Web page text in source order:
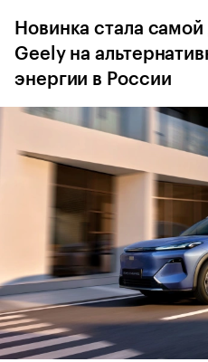
Новинка стала
Geely на
энергии в России